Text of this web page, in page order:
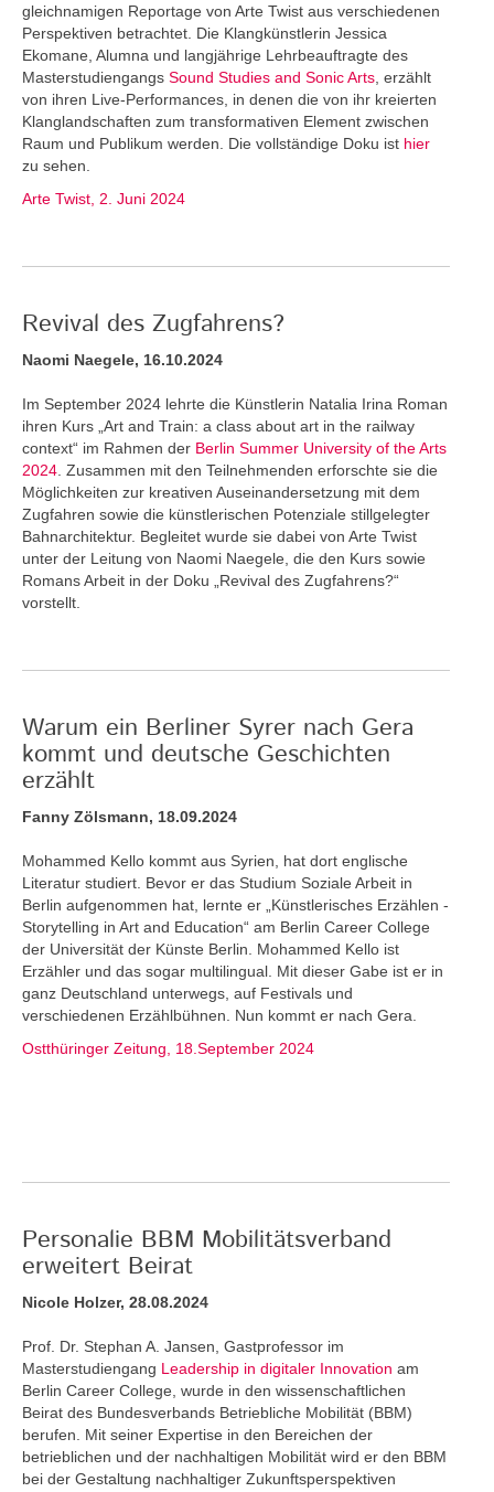
gleichnamigen Reportage von Arte Twist aus verschiedenen
Perspektiven betrachtet. Die Klangkünstlerin Jessica
Ekomane, Alumna und langjährige Lehrbeauftragte des
Masterstudiengangs Sound Studies and Sonic Arts , erzählt
von ihren Live-Performances, in denen die von ihr kreierten
Klanglandschaften zum transformativen Element zwischen
Raum und Publikum werden. Die vollständige Doku ist hier
zu sehen.
Arte Twist, 2. Juni 2024
Revival des Zugfahrens?
Naomi Naegele, 16.10.2024
Im September 2024 lehrte die Künstlerin Natalia Irina Roman
ihren Kurs „Art and Train: a class about art in the railway
context“ im Rahmen der Berlin Summer University of the Arts
2024 . Zusammen mit den Teilnehmenden erforschte sie die
Möglichkeiten zur kreativen Auseinandersetzung mit dem
Zugfahren sowie die künstlerischen Potenziale stillgelegter
Bahnarchitektur. Begleitet wurde sie dabei von Arte Twist
unter der Leitung von Naomi Naegele, die den Kurs sowie
Romans Arbeit in der Doku „Revival des Zugfahrens?“
vorstellt.
Warum ein Berliner Syrer nach Gera
kommt und deutsche Geschichten
erzählt
Fanny Zölsmann, 18.09.2024
Mohammed Kello kommt aus Syrien, hat dort englische
Literatur studiert. Bevor er das Studium Soziale Arbeit in
Berlin aufgenommen hat, lernte er „Künstlerisches Erzählen -
Storytelling in Art and Education“ am Berlin Career College
der Universität der Künste Berlin. Mohammed Kello ist
Erzähler und das sogar multilingual. Mit dieser Gabe ist er in
ganz Deutschland unterwegs, auf Festivals und
verschiedenen Erzählbühnen. Nun kommt er nach Gera.
Ostthüringer Zeitung, 18.September 2024
Personalie BBM Mobilitätsverband
erweitert Beirat
Nicole Holzer, 28.08.2024
Prof. Dr. Stephan A. Jansen, Gastprofessor im
Masterstudiengang Leadership in digitaler Innovation am
Berlin Career College, wurde in den wissenschaftlichen
Beirat des Bundesverbands Betriebliche Mobilität (BBM)
berufen. Mit seiner Expertise in den Bereichen der
betrieblichen und der nachhaltigen Mobilität wird er den BBM
bei der Gestaltung nachhaltiger Zukunftsperspektiven